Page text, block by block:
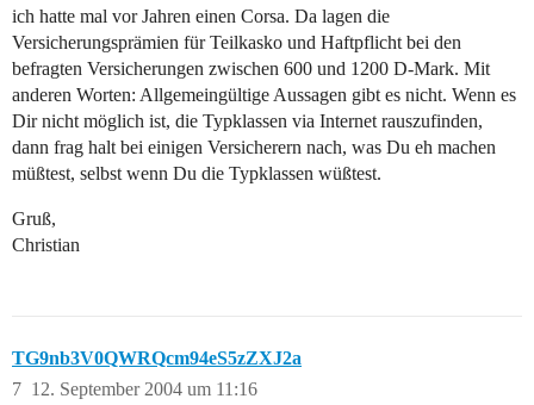
ich hatte mal vor Jahren einen Corsa. Da lagen die
Versicherungsprämien für Teilkasko und Haftpflicht bei den
befragten Versicherungen zwischen 600 und 1200 D-Mark. Mit
anderen Worten: Allgemeingültige Aussagen gibt es nicht. Wenn es
Dir nicht möglich ist, die Typklassen via Internet rauszufinden,
dann frag halt bei einigen Versicherern nach, was Du eh machen
müßtest, selbst wenn Du die Typklassen wüßtest.
Gruß,
Christian
TG9nb3V0QWRQcm94eS5zZXJ2a
12. September 2004 um 11:16
7